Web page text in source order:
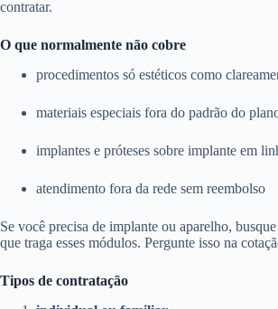
contratar.
O que normalmente não cobre
procedimentos só estéticos como
materiais especiais fora do padrão do
implantes e próteses sobre implante em
atendimento fora da rede sem reembolso
Se você precisa de implante ou aparelho,
que traga esses módulos. Pergunte isso na
Tipos de contratação